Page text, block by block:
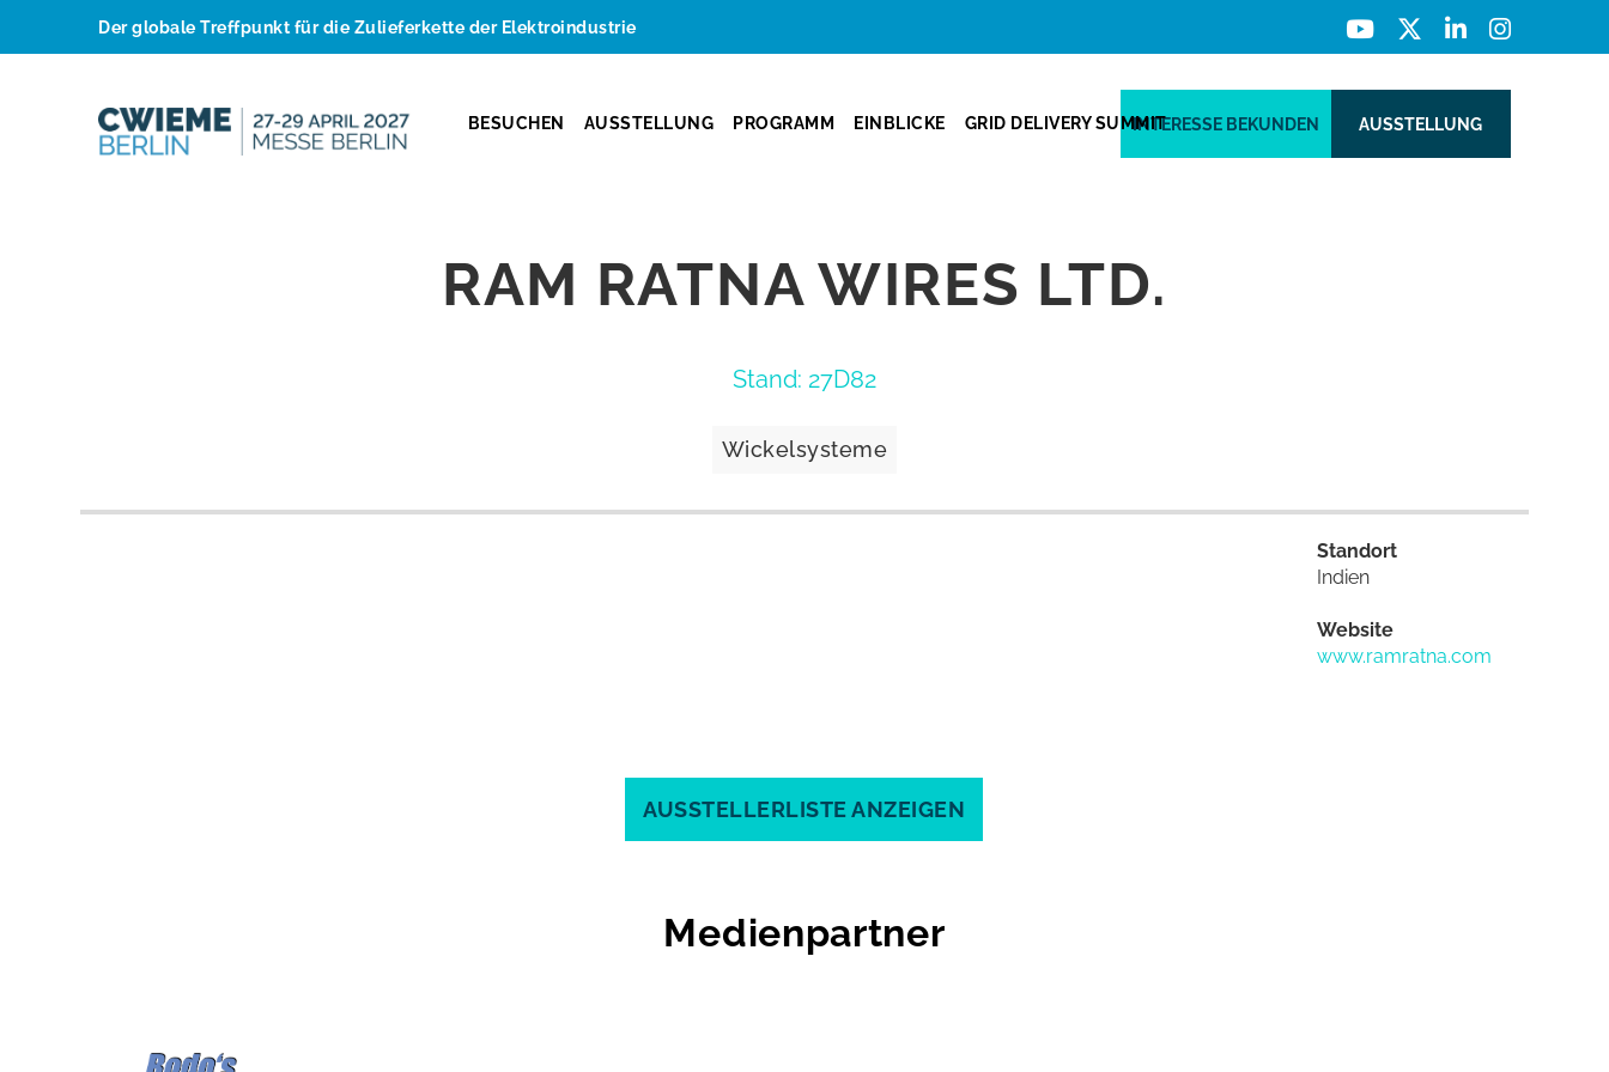
Der globale Treffpunkt für die Zulieferkette der Elektroindustrie
BESUCHEN AUSSTELLUNG PROGRAMM EINBLICKE GRID DELIVERY SUMMITINTERESSE BEKUNDEN AUSSTELLUNG
RAM RATNA WIRES LTD.
Stand: 27D82
Wickelsysteme
Standort
Indien
Website
www.ramratna.com
AUSSTELLERLISTE ANZEIGEN
Medienpartner